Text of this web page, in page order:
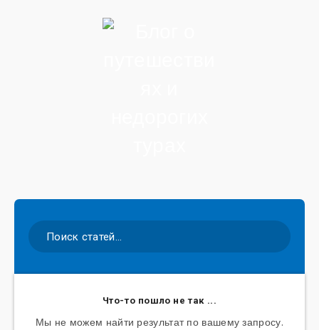
Что-то пошло не так ...
Мы не можем найти результат по вашему запросу.